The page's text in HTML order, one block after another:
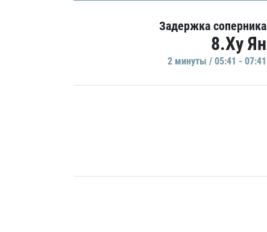
Задержка соперника
8.Ху Ян
2 минуты / 05:41 - 07:41